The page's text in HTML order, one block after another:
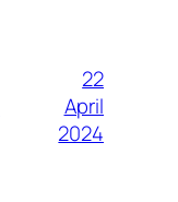
22
April
2024